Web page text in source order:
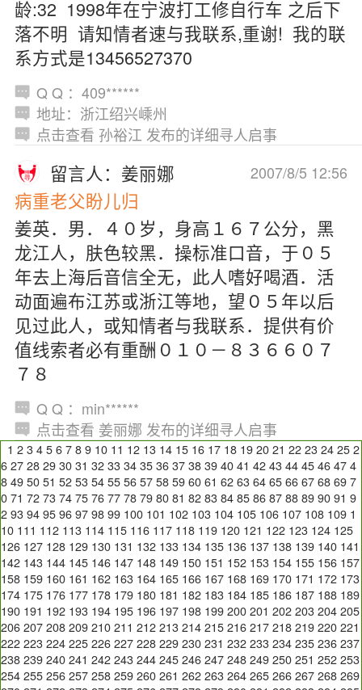
龄:32 1998年在宁波打工修自行车 之后下
落不明 请知情者速与我联系,重谢! 我的联
系方式是13456527370
Q Q ：409******
地址：浙江绍兴嵊州
点击查看 孙裕江 发布的详细寻人启事
2007/8/5 12:56
留言人：姜丽娜
病重老父盼儿归
姜英．男．４０岁，身高１６７公分，黑
龙江人，肤色较黑．操标准口音，于０５
年去上海后音信全无，此人嗜好喝酒．活
动面遍布江苏或浙江等地，望０５年以后
见过此人，或知情者与我联系．提供有价
值线索者必有重酬０１０－８３６６０７
７８
Q Q ：min******
点击查看 姜丽娜 发布的详细寻人启事
1 2 3 4 5 6 7 8 9 10 11 12 13 14 15 16 17 18 19 20 21 22 23 24 25 2
6 27 28 29 30 31 32 33 34 35 36 37 38 39 40 41 42 43 44 45 46 47 4
8 49 50 51 52 53 54 55 56 57 58 59 60 61 62 63 64 65 66 67 68 69 7
0 71 72 73 74 75 76 77 78 79 80 81 82 83 84 85 86 87 88 89 90 91 9
2 93 94 95 96 97 98 99 100 101 102 103 104 105 106 107 108 109 1
10 111 112 113 114 115 116 117 118 119 120 121 122 123 124 125
126 127 128 129 130 131 132 133 134 135 136 137 138 139 140 141
142 143 144 145 146 147 148 149 150 151 152 153 154 155 156 157
158 159 160 161 162 163 164 165 166 167 168 169 170 171 172 173
174 175 176 177 178 179 180 181 182 183 184 185 186 187 188 189
190 191 192 193 194 195 196 197 198 199 200 201 202 203 204 205
206 207 208 209 210 211 212 213 214 215 216 217 218 219 220 221
222 223 224 225 226 227 228 229 230 231 232 233 234 235 236 237
238 239 240 241 242 243 244 245 246 247 248 249 250 251 252 253
254 255 256 257 258 259 260 261 262 263 264 265 266 267 268 269